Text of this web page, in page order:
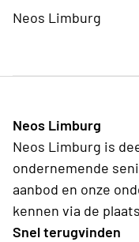
Neos Limburg
Neos Limburg
Neos Limburg is
ondernemende
aanbod en onze
kennen via de
Snel terugvinden